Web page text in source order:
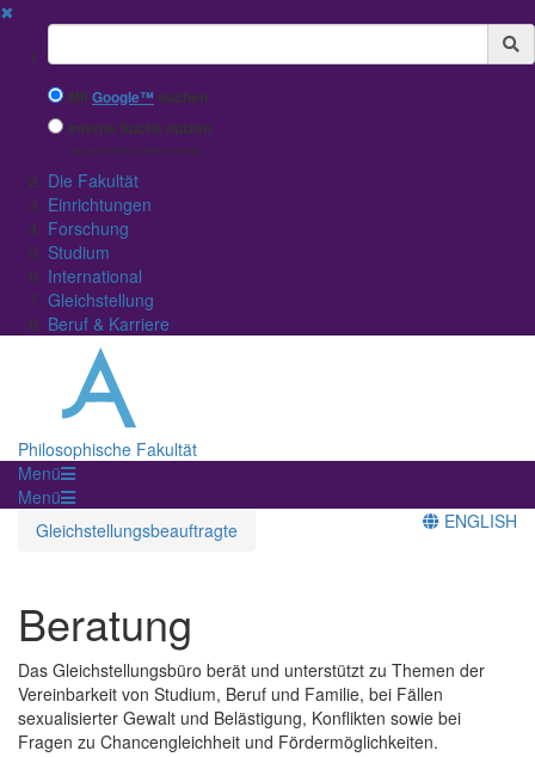
✖
Suchbegriff
MitGoogle™ suchen
Interne Suche nutzen
(eingeschränkte Ergebnisqualität)
Die Fakultät
Einrichtungen
Forschung
Studium
International
Gleichstellung
Beruf & Karriere
Philosophische Fakultät
Menü
Menü
Gleichstellungsbeauftragte
ENGLISH
Beratung
Das Gleichstellungsbüro berät und unterstützt zu Themen der
Vereinbarkeit von Studium, Beruf und Familie, bei Fällen
sexualisierter Gewalt und Belästigung, Konflikten sowie bei
Fragen zu Chancengleichheit und Fördermöglichkeiten.